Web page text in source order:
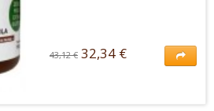
43,12 € 32,34 €